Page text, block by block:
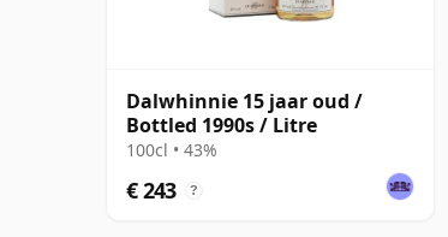
Dalwhinnie 15 jaar oud /
Bottled 1990s / Litre
100cl • 43%
€ 243 ?